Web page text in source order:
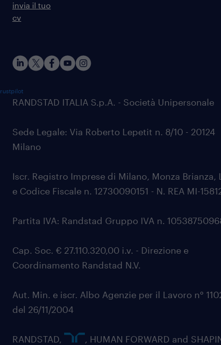
invia il tuo
cv
RANDSTAD ITALIA S.p.A. - Società Unipersonale
Sede Legale: Via Roberto Lepetit n. 8/10 - 20124
Milano
Iscr. Registro Imprese di Milano, Monza Brianza,
e Codice Fiscale n. 12730090151 - N. REA MI-
Partita IVA: Randstad Gruppo IVA n.
Cap. Soc. € 27.110.320,00 i.v. - Direzione e
Coordinamento Randstad N.V.
Aut. Min. e iscr. Albo Agenzie per il Lavoro n°
del 26/11/2004
RANDSTAD,
, HUMAN FORWARD and